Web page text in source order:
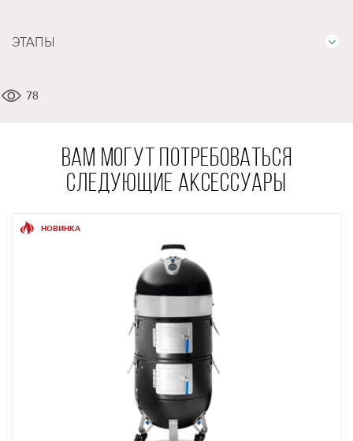
ЭТАПЫ
78
ВАМ МОГУТ ПОТРЕБОВАТЬСЯ
СЛЕДУЮЩИЕ АКСЕССУАРЫ
НОВИНКА